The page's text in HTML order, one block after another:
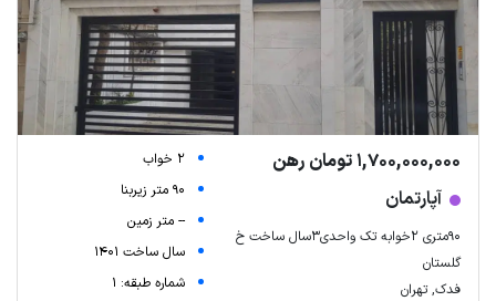
1,700,000,000 تومان رهن
آپارتمان
۹۰متری ۲خوابه تک واحدی۳سال ساخت خ
گلستان
فدک, تهران
2 خواب
90 متر زیربنا
-- متر زمین
سال ساخت 1401
شماره طبقه: 1